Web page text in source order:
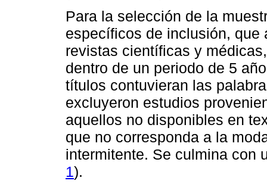
Para la selección de la
específicos de inclusión, que
revistas científicas y
dentro de un periodo de 5
títulos contuvieran las
excluyeron estudios
aquellos no disponibles en
que no corresponda a la
intermitente. Se culmina con
1).